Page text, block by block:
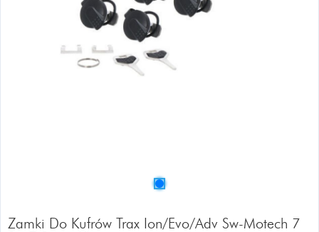
Zamki Do Kufrów Trax Ion/Evo/Adv Sw-Motech 7